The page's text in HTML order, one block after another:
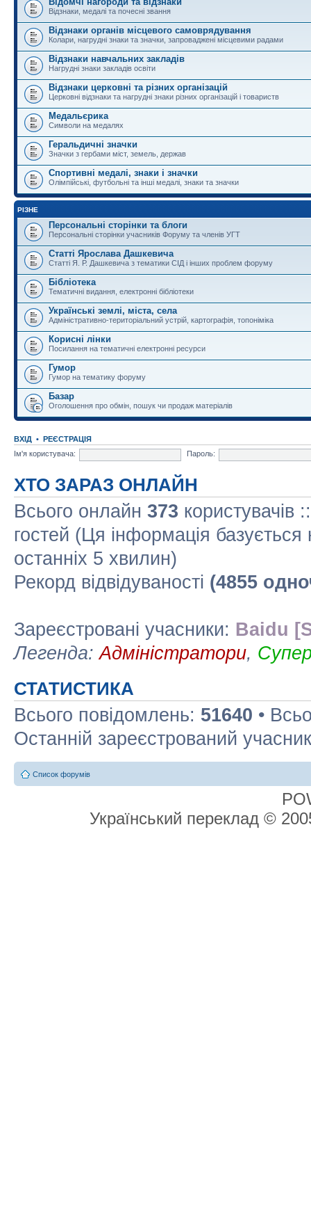
Відзнаки, медалі та почесні звання
Відзнаки органів місцевого самоврядування
Колари, нагрудні знаки та значки, запроваджені місцевими радами
Відзнаки навчальних закладів
Нагрудні знаки закладів освіти
Відзнаки церковні та різних організацій
Церковні відзнаки та нагрудні знаки різних організацій і товариств
Медальєрика
Символи на медалях
Геральдичні значки
Значки з гербами міст, земель, держав
Спортивні медалі, знаки і значки
Олімпійські, футбольні та інші медалі, знаки та значки
РІЗНЕ
Персональні сторінки та блоги
Персональні сторінки учасників Форуму та членів УГТ
Статті Ярослава Дашкевича
Статті Я. Р. Дашкевича з тематики СІД і інших проблем форуму
Бібліотека
Тематичні видання, електронні бібліотеки
Українські землі, міста, села
Адміністративно-територіальний устрій, картографія, топоніміка
Корисні лінки
Посилання на тематичні електронні ресурси
Гумор
Гумор на тематику форуму
Базар
Оголошення про обмін, пошук чи продаж матеріалів
ВХІД • РЕЄСТРАЦІЯ
Ім'я користувача:
Пароль:
ХТО ЗАРАЗ ОНЛАЙН
Всього онлайн 373 користувачів
гостей (Ця інформація базується
останніх 5 хвилин)
Рекорд відвідуваності (4855
Зареєстровані учасники: Baidu
Легенда:Адміністратори,
СТАТИСТИКА
Всього повідомлень: 51640 •
Останній зареєстрований
Список форумів
Український переклад ©